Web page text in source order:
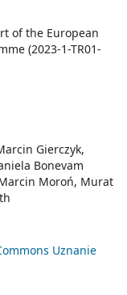
of the European
(2023-1-TR01-
Gierczyk,
Bonevam
Moroń, Murat
Uznanie